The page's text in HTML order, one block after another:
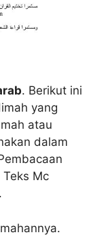
. Berikut ini
yang
atau
dalam
Teks Mc